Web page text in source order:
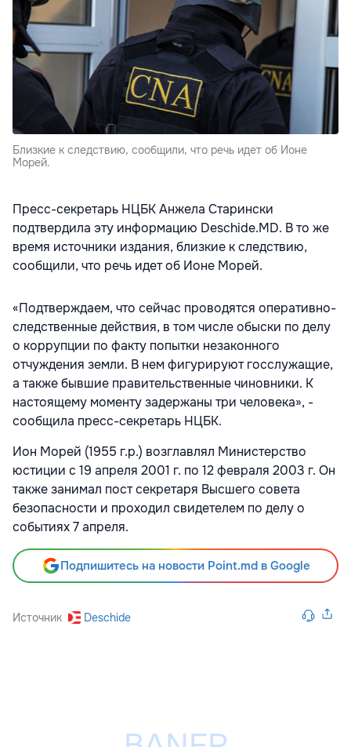
Близкие к следствию, сообщили, что речь идет об Ионе
Морей.
Пресс-секретарь НЦБК Анжела Старински
подтвердила эту информацию Deschide.MD. В то же
время источники издания, близкие к следствию,
сообщили, что речь идет об Ионе Морей.
«Подтверждаем, что сейчас проводятся оперативно-
следственные действия, в том числе обыски по делу
о коррупции по факту попытки незаконного
отчуждения земли. В нем фигурируют госслужащие,
а также бывшие правительственные чиновники. К
настоящему моменту задержаны три человека», -
сообщила пресс-секретарь НЦБК.
Ион Морей (1955 г.р.) возглавлял Министерство
юстиции с 19 апреля 2001 г. по 12 февраля 2003 г. Он
также занимал пост секретаря Высшего совета
безопасности и проходил свидетелем по делу о
событиях 7 апреля.
Подпишитесь на новости Point.md в Google
Источник Deschide